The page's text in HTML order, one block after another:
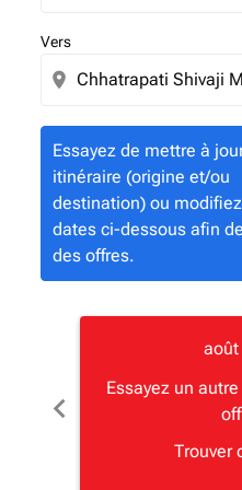
Vers
location_on
Essayez de mettre à
itinéraire (origine et/ou
destination) ou
dates ci-dessous afin
des offres.
chevron_left
Essayez un
Trouver